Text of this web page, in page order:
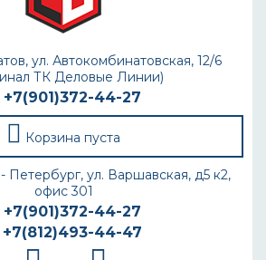
ул. Автокомбинатовская, 12/6
ТК Деловые Линии)
+7(901)372-44-27
Корзина пуста
Петербург, ул. Варшавская, д5 к2,
офис 301
+7(901)372-44-27
+7(812)493-44-47